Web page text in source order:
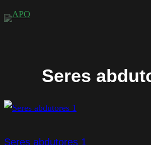
Saltar
Seres
Seres abdutores 1